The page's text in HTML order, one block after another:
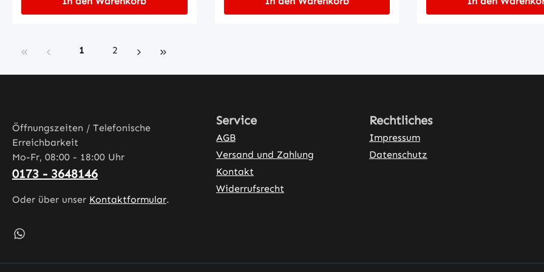
Seite
1 Seite
2
Öffnungszeiten / Telefonische
Erreichbarkeit
Mo-Fr, 08:00 - 18:00 Uhr
0173 - 3648146
Oder über unser Kontaktformular.
Schreib uns auf WhatsApp – öffnet in neuem Tab (externer Link)
Service
AGB
Versand und Zahlung
Kontakt
Widerrufsrecht
Rechtliches
Impressum
Datenschutz